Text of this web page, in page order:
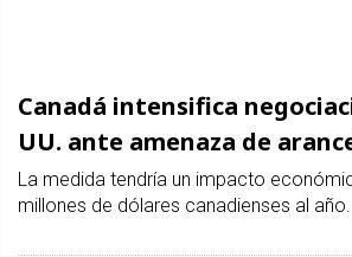
Canadá intensifica
UU. ante amenaza de
La medida tendría un impacto
millones de dólares canadienses al año.